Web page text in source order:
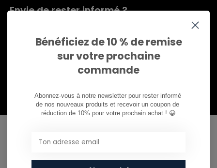
Envie de rester informé ?
CAN WE HELP?
Bénéficiez de 10 % de remise
sur votre prochaine
commande
Abonnez-vous à notre newsletter pour rester informé
de nos nouveaux produits et recevoir un coupon de
réduction de 10% pour votre prochain achat ! 😀